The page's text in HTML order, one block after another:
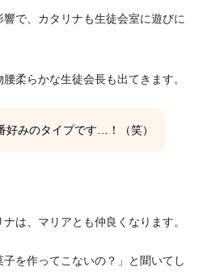
で、カタリナも生徒会室に遊びに
柔らかな生徒会長も出てきます。
好みのタイプです…！（笑）
は、マリアとも仲良くなります。
を作ってこないの？」と聞いてし